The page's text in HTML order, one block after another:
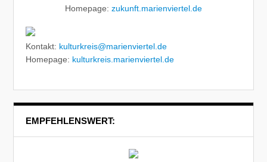
Homepage: zukunft.marienviertel.de
Kontakt: kulturkreis@marienviertel.de
Homepage: kulturkreis.marienviertel.de
EMPFEHLENSWERT: